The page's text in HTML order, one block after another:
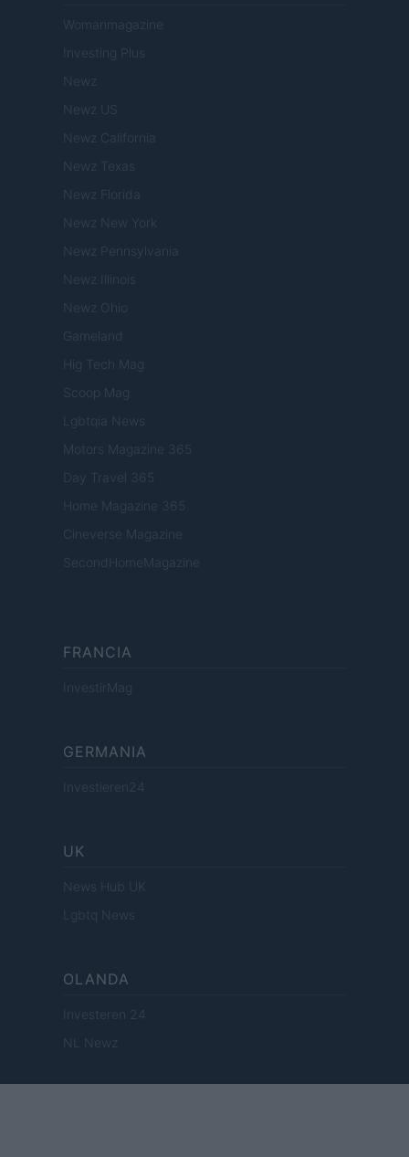
Womanmagazine
Investing Plus
Newz
Newz US
Newz California
Newz Texas
Newz Florida
Newz New York
Newz Pennsylvania
Newz Illinois
Newz Ohio
Gameland
Hig Tech Mag
Scoop Mag
Lgbtqia News
Motors Magazine 365
Day Travel 365
Home Magazine 365
Cineverse Magazine
SecondHomeMagazine
FRANCIA
InvestirMag
GERMANIA
Investieren24
UK
News Hub UK
Lgbtq News
OLANDA
Investeren 24
NL Newz